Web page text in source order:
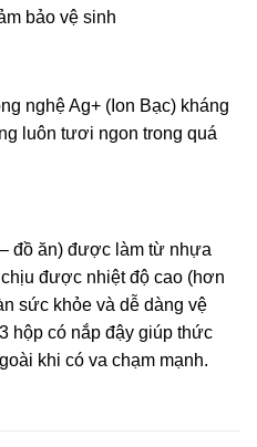
bảo vệ sinh
nghệ Ag+ (Ion Bạc) kháng
luôn tươi ngon trong quá
đồ ăn) được làm từ nhựa
được nhiệt độ cao (hơn
sức khỏe và dễ dàng vệ
hộp có nắp đậy giúp thức
khi có va chạm mạnh.